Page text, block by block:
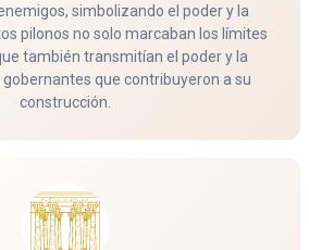
simbolizando el poder y la
pilonos no solo marcaban los límites
también transmitían el poder y la
gobernantes que contribuyeron a su
construcción.